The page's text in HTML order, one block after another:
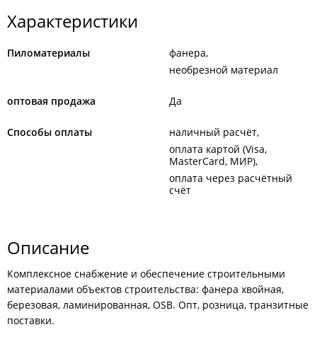
Характеристики
Пиломатериалы
фанера
необрезной материал
оптовая продажа Да
Способы оплаты
наличный расчёт
оплата картой (Visa,
MasterCard, МИР)
оплата через расчётный
счёт
Описание
Комплексное снабжение и обеспечение строительными
материалами объектов строительства: фанера хвойная,
березовая, ламинированная, OSB. Опт, розница, транзитные
поставки.